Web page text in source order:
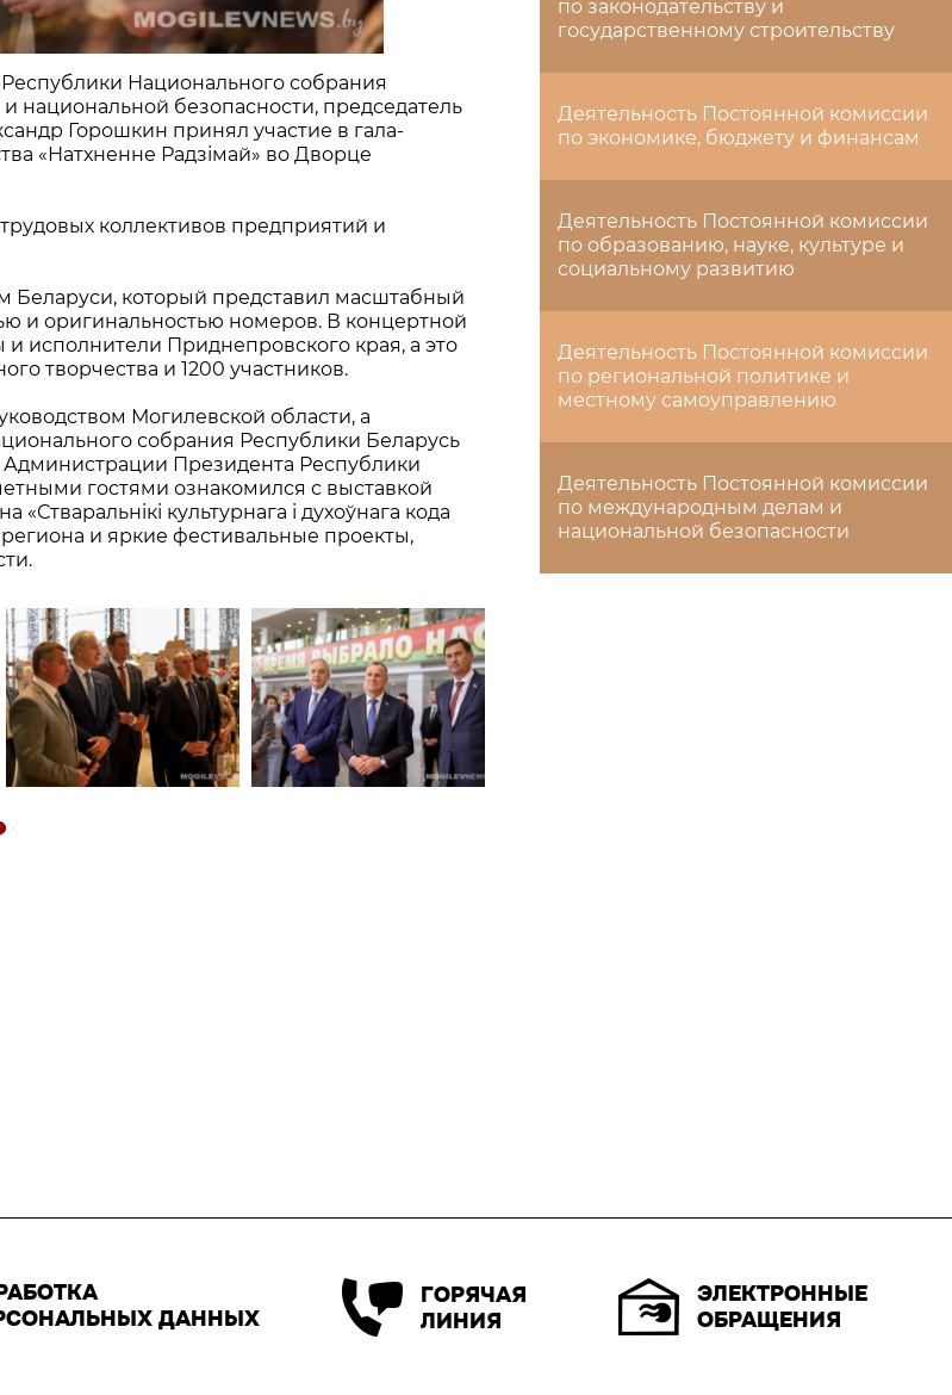
Национального собрания
безопасности, председатель
Горошкин принял участие в гала-
«Натхненне Радзімай» во Дворце
коллективов предприятий и
Беларуси, который представил масштабный
и оригинальностью номеров. В концертной
исполнители Приднепровского края, а это
творчества и 1200 участников.
Могилевской области, а
собрания Республики Беларусь
Президента Республики
гостями ознакомился с выставкой
культурнага і духоўнага кода
и яркие фестивальные проекты,
по законодательству и
государственному строительству
Деятельность Постоянной комиссии
по экономике, бюджету и финансам
Деятельность Постоянной комиссии
по образованию, науке, культуре и
социальному развитию
Деятельность Постоянной комиссии
по региональной политике и
местному самоуправлению
Деятельность Постоянной комиссии
по международным делам и
национальной безопасности
ДАННЫХ
ГОРЯЧАЯ
ЛИНИЯ
ЭЛЕКТРОННЫЕ
ОБРАЩЕНИЯ